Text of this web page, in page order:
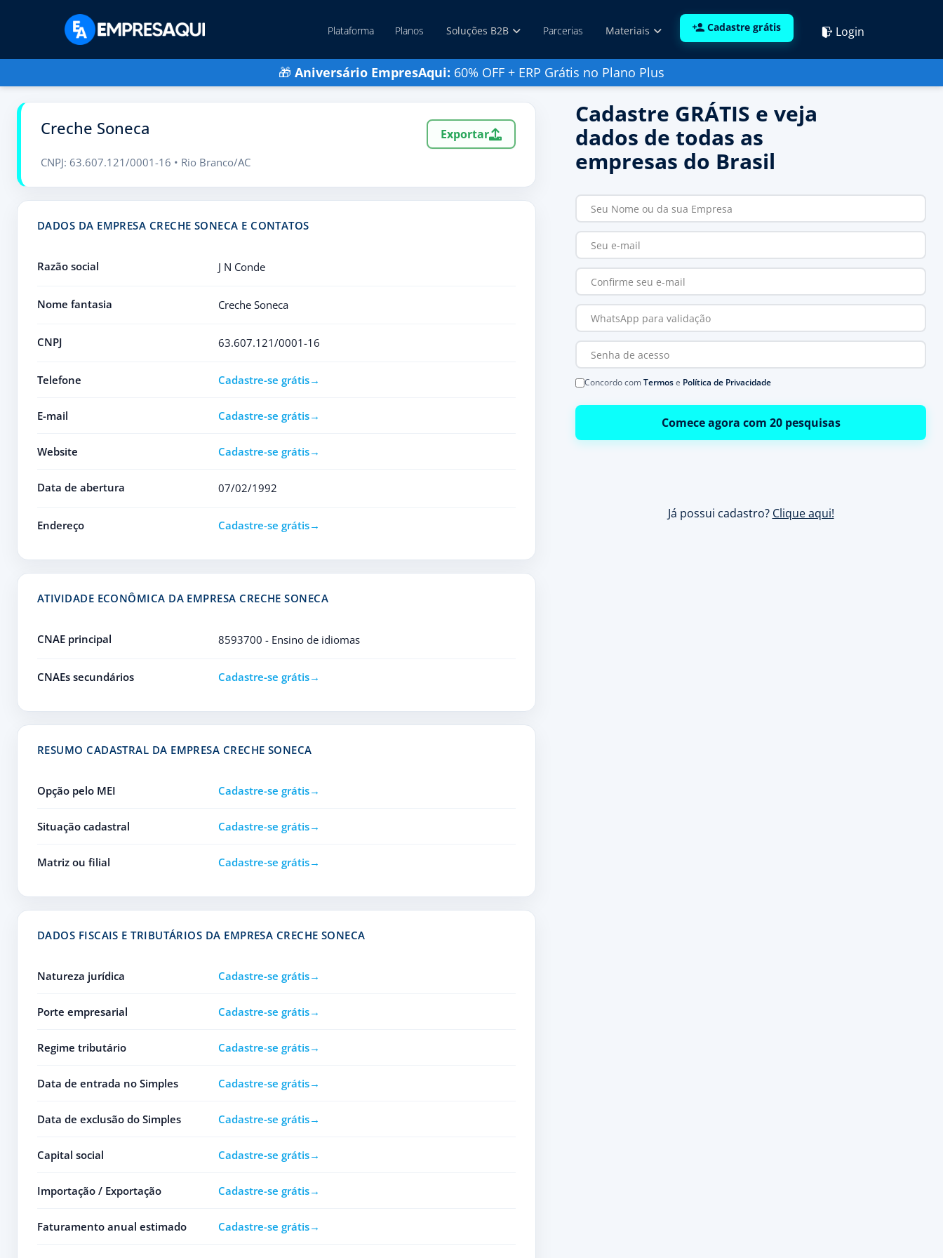
Plataforma Planos Soluções B2B Parcerias Materiais Cadastre grátis Login
🎁 Aniversário EmpresAqui: 60% OFF + ERP Grátis no Plano Plus
Creche Soneca Exportar
CNPJ: 63.607.121/0001-16 • Rio Branco/AC
DADOS DA EMPRESA CRECHE SONECA E CONTATOS
Razão social J N Conde
Nome fantasia Creche Soneca
CNPJ 63.607.121/0001-16
Telefone Cadastre-se grátis
E-mail Cadastre-se grátis
Website Cadastre-se grátis
Data de abertura 07/02/1992
Endereço Cadastre-se grátis
ATIVIDADE ECONÔMICA DA EMPRESA CRECHE SONECA
CNAE principal 8593700 - Ensino de idiomas
CNAEs secundários Cadastre-se grátis
RESUMO CADASTRAL DA EMPRESA CRECHE SONECA
Opção pelo MEI Cadastre-se grátis
Situação cadastral Cadastre-se grátis
Matriz ou filial Cadastre-se grátis
DADOS FISCAIS E TRIBUTÁRIOS DA EMPRESA CRECHE SONECA
Natureza jurídica Cadastre-se grátis
Porte empresarial Cadastre-se grátis
Regime tributário Cadastre-se grátis
Data de entrada no Simples Cadastre-se grátis
Data de exclusão do Simples Cadastre-se grátis
Capital social Cadastre-se grátis
Importação / Exportação Cadastre-se grátis
Faturamento anual estimado Cadastre-se grátis
Cadastre GRÁTIS e veja
dados de todas as
empresas do Brasil
Concordo comTermose Política de Privacidade
Comece agora com 20 pesquisas
Já possui cadastro? Clique aqui!